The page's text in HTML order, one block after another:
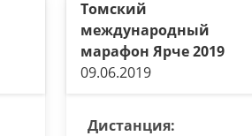
Томский
международный
марафон Ярче 2019
09.06.2019
Дистанция: